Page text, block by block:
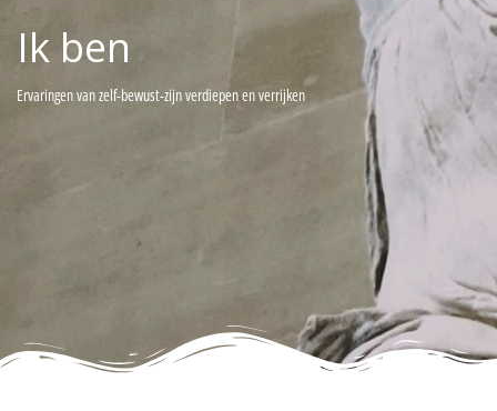
Ik ben
Ervaringen van zelf-bewust-zijn verdiepen en verrijken